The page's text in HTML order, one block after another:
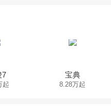
7
起
宝典
8.28万起